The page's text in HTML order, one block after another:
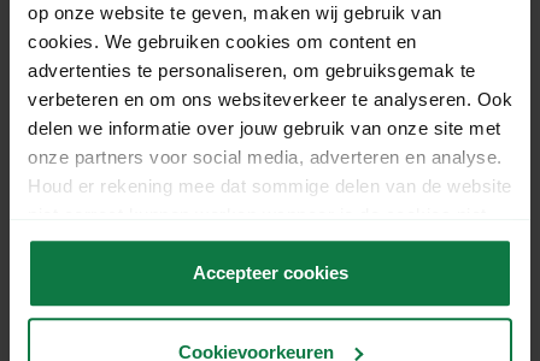
op onze website te geven, maken wij gebruik van
cookies. We gebruiken cookies om content en
advertenties te personaliseren, om gebruiksgemak te
verbeteren en om ons websiteverkeer te analyseren. Ook
delen we informatie over jouw gebruik van onze site met
onze partners voor social media, adverteren en analyse.
Houd er rekening mee dat sommige delen van de website
accepteert.
Accepteer cookies
Cookievoorkeuren
Our Vertical Shipping Box designed for 9 bottles
offers a secure and efficient solution for
transporting your precious cargo. Crafted to stand
upright, this box ensures the safe delivery of your
bottles, whether you’re shipping wine, spirits, or
other bottled beverages.
We offer different packaging options for 1, 2, 3, 6 or
Specificaties